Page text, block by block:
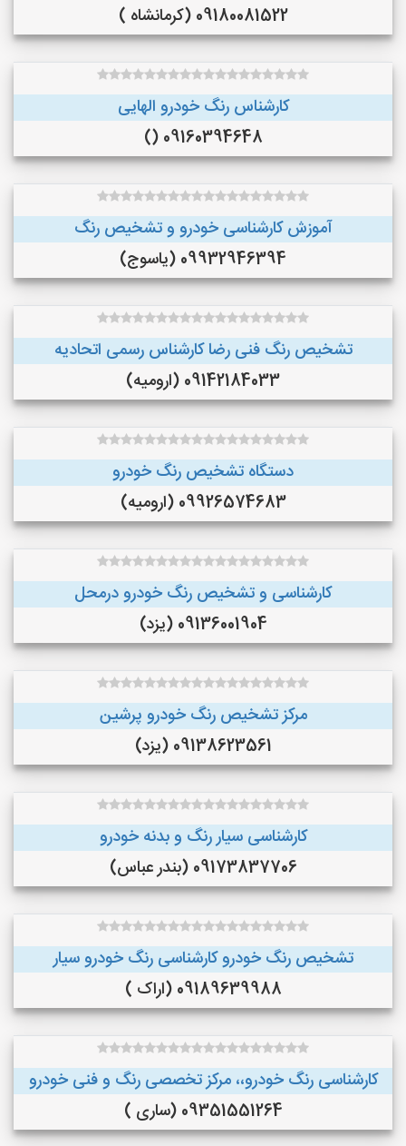
09180081522 (کرمانشاه )
کارشناس رنگ خودرو الهایی
09160394648 ()
آموزش کارشناسی خودرو و تشخیص رنگ
09932946394 (یاسوج)
تشخیص رنگ فنی رضا کارشناس رسمی اتحادیه
09142184033 (ارومیه)
دستگاه تشخیص رنگ خودرو
09926574683 (ارومیه)
کارشناسی و تشخیص رنگ خودرو درمحل
09136001904 (یزد)
مرکز تشخیص رنگ خودرو پرشین
09138623561 (یزد)
کارشناسی سیار رنگ و بدنه خودرو
09173837706 (بندر عباس)
تشخیص رنگ خودرو کارشناسی رنگ خودرو سیار
09189639988 (اراک )
کارشناسی رنگ خودرو،، مرکز تخصصی رنگ و فنی خودرو
09351551264 (ساری )